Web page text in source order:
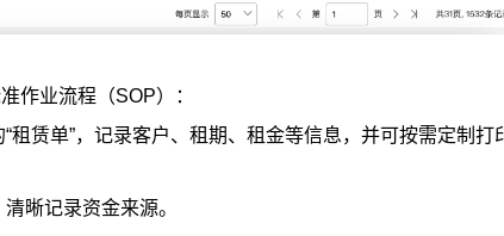
作业流程（SOP）：
赁单”，记录客户、租期、租金等信息，并可按需定制打
晰记录资金来源。